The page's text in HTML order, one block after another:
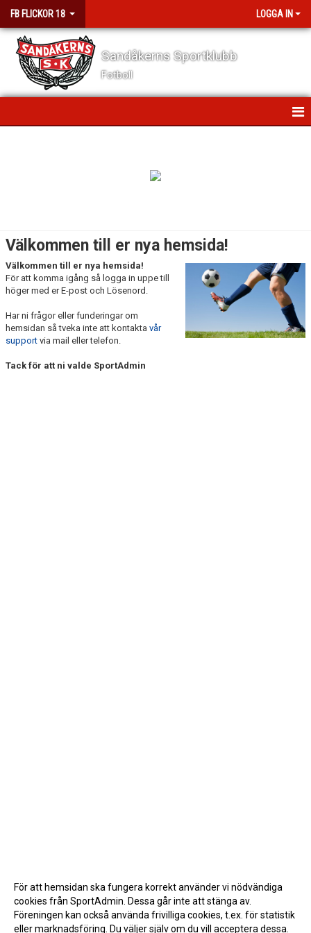
FB FLICKOR 18 LOGGA IN
Sandåkerns Sportklubb
Fotboll
BILDGALLERI
DOKUMENT
KONTAKT
Välkommen till er nya hemsida!
Välkommen till er nya hemsida!
För att komma igång så logga in uppe till
höger med er E-post och Lösenord.
Har ni frågor eller funderingar om
hemsidan så tveka inte att kontakta vår
support via mail eller telefon.
Tack för att ni valde SportAdmin
För att hemsidan ska fungera korrekt använder vi nödvändiga
cookies från SportAdmin. Dessa går inte att stänga av.
Föreningen kan också använda frivilliga cookies, t.ex. för statistik
eller marknadsföring. Du väljer själv om du vill acceptera dessa.